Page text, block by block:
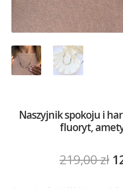
Naszyjnik spokoju i
fluoryt,
219,00zł